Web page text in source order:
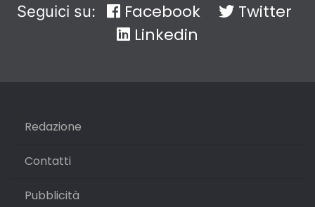
Seguici su: Facebook
Twitter
Linkedin
Redazione
Contatti
Pubblicità